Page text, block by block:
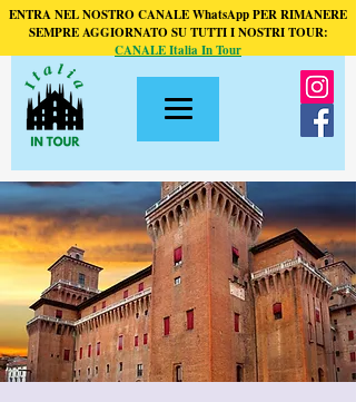
ENTRA NEL NOSTRO CANALE WhatsApp PER RIMANERE
SEMPRE AGGIORNATO SU TUTTI I NOSTRI TOUR:
CANALE Italia In Tour